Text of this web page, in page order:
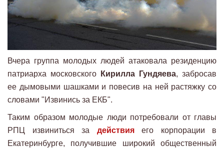
Вчера группа молодых людей атаковала резиденцию
патриарха московского
Кирилла Гундяева, забросав
ее дымовыми шашками и повесив на ней растяжку со
словами "Извинись за ЕКБ".
Таким образом молодые люди потребовали от главы
РПЦ извиниться за действияего корпорации в
Екатеринбурге, получившие широкий общественный